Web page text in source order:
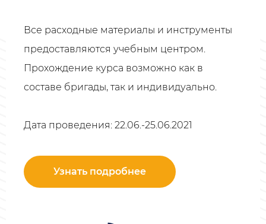
Все расходные материалы и инструменты
предоставляются учебным центром.
Прохождение курса возможно как в
составе бригады, так и индивидуально.
Дата проведения: 22.06.-25.06.2021
Узнать подробнее